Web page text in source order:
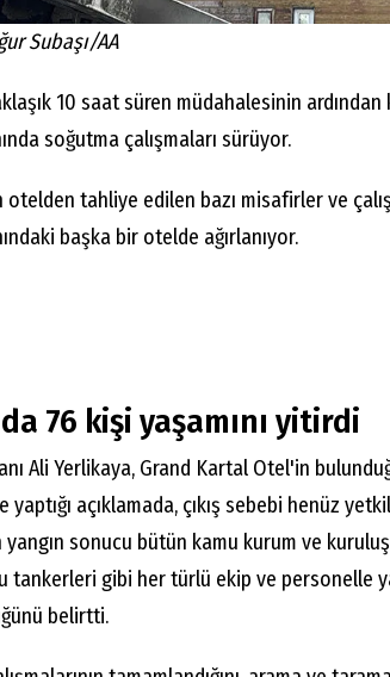
Subaşı/AA
10 saat süren müdahalesinin ardından
soğutma çalışmaları sürüyor.
tahliye edilen bazı misafirler ve
başka bir otelde ağırlanıyor.
76 kişi yaşamını yitirdi
Ali Yerlikaya, Grand Kartal Otel'in
yaptığı açıklamada, çıkış sebebi henüz
sonucu bütün kamu kurum ve
tankerleri gibi her türlü ekip ve personelle
belirtti.